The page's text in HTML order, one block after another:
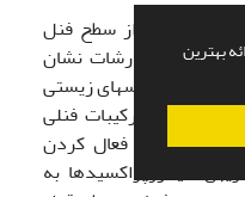
بهترین
سایر تیمارها از سطح فنل
این­که در گزارشات نشان
فنلی در استرس­های زیستی
و غیر زیستی مشاهده می­گردد (34). همچنین ترکیبات فنلی
و با غیر فعال کردن
هیدروپراکسیدها به